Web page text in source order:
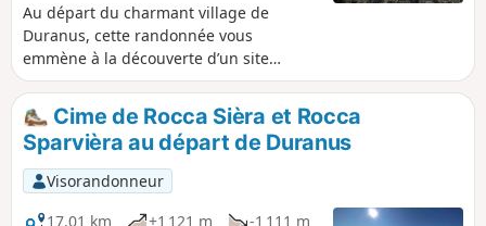
Au départ du charmant village de
Duranus, cette randonnée vous
emmène à la découverte d’un site
chargé d’histoire et d’atmosphère. Vous
atteindrez les ruines spectaculaires de
Rocca Sparvièra, véritable village
fantôme perché qui domine la vallée.
Sur le parcours, vous passerez par la
jolie Chapelle Saint-Michel et longerez
les Mines de l’Éguisse, anciennes
Cime de Rocca Sièra et Rocca
Sparvièra au départ de Duranus
Visorandonneur
17,01 km
+1 121 m
-1 111 m